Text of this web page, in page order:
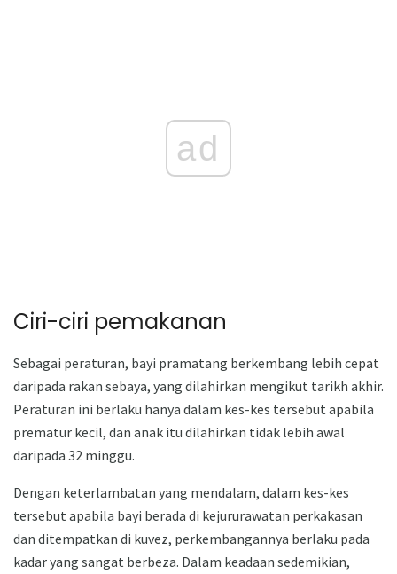
ad
Ciri-ciri pemakanan
Sebagai peraturan, bayi pramatang berkembang lebih cepat
daripada rakan sebaya, yang dilahirkan mengikut tarikh akhir.
Peraturan ini berlaku hanya dalam kes-kes tersebut apabila
prematur kecil, dan anak itu dilahirkan tidak lebih awal
daripada 32 minggu.
Dengan keterlambatan yang mendalam, dalam kes-kes
tersebut apabila bayi berada di kejururawatan perkakasan
dan ditempatkan di kuvez, perkembangannya berlaku pada
kadar yang sangat berbeza. Dalam keadaan sedemikian,